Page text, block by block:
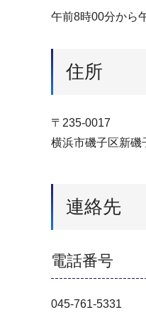
午前8時00分から
住所
〒235-0017
横浜市磯子区新磯
連絡先
電話番号
045-761-5331